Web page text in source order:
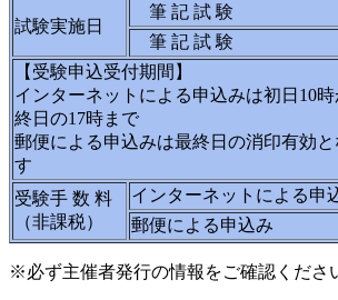
試験実施日
筆 記 試 験
筆 記 試 験
【受験申込受付期間】
インターネットによる申込みは初日10
終日の17時まで
郵便による申込みは最終日の消印有効と
す
受験手 数 料
（非課税）
インターネットによる申
郵便による申込み
※必ず主催者発行の情報をご確認くださ